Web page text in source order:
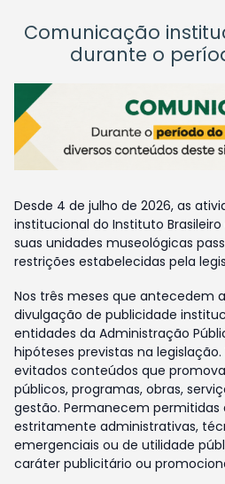
Comunicação
durante o
Desde 4 de julho de 2026, as
institucional do Instituto
suas unidades museológicas
restrições estabelecidas pela
Nos três meses que antecedem
divulgação de publicidade
entidades da Administração
hipóteses previstas na
evitados conteúdos que
públicos, programas, obras,
gestão. Permanecem permitidas
estritamente administrativas,
emergenciais ou de utilidade
caráter publicitário ou